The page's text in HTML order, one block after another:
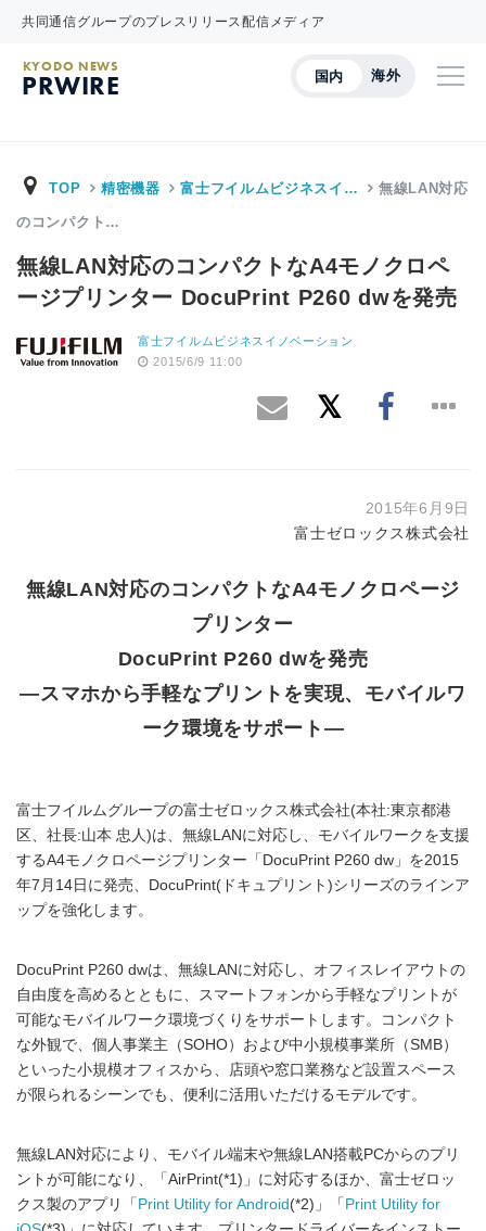
共同通信グループのプレスリリース配信メディア
国内 海外
KYODO NEWS
PRWIRE
TOP 精密機器 富士フイルムビジネスイ… 無線LAN対応
のコンパクト…
無線LAN対応のコンパクトなA4モノクロペ
ージプリンター DocuPrint P260 dwを発売
富士フイルムビジネスイノベーション
2015/6/9 11:00
2015年6月9日
富士ゼロックス株式会社
無線LAN対応のコンパクトなA4モノクロページ
プリンター
DocuPrint P260 dwを発売
―スマホから手軽なプリントを実現、モバイルワ
ーク環境をサポート―
富士フイルムグループの富士ゼロックス株式会社(本社:東京都港
区、社長:山本 忠人)は、無線LANに対応し、モバイルワークを支援
するA4モノクロページプリンター「DocuPrint P260 dw」を2015
年7月14日に発売、DocuPrint(ドキュプリント)シリーズのラインア
ップを強化します。
DocuPrint P260 dwは、無線LANに対応し、オフィスレイアウトの
自由度を高めるとともに、スマートフォンから手軽なプリントが
可能なモバイルワーク環境づくりをサポートします。コンパクト
な外観で、個人事業主（SOHO）および中小規模事業所（SMB）
といった小規模オフィスから、店頭や窓口業務など設置スペース
が限られるシーンでも、便利に活用いただけるモデルです。
無線LAN対応により、モバイル端末や無線LAN搭載PCからのプリ
ントが可能になり、「AirPrint(*1)」に対応するほか、富士ゼロッ
クス製のアプリ「 Print Utility for Android (*2)」「 Print Utility for